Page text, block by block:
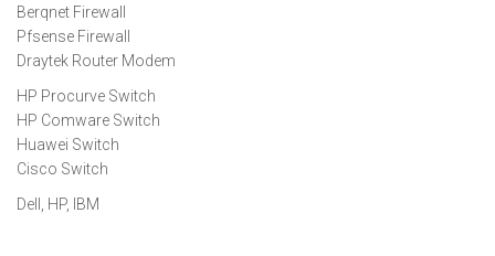
Berqnet Firewall
Pfsense Firewall
Draytek Router Modem
HP Procurve Switch
HP Comware Switch
Huawei Switch
Cisco Switch
Dell, HP, IBM